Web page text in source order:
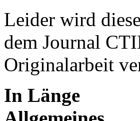
Leider wird
dem Journal
Originalarbeit
In Länge